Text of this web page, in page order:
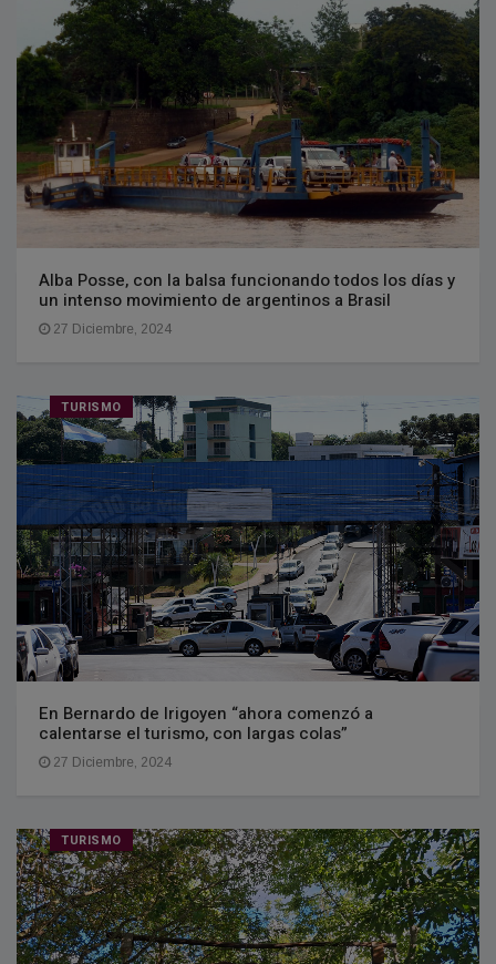
Alba Posse, con la balsa funcionando todos los días y
un intenso movimiento de argentinos a Brasil
27 Diciembre, 2024
TURISMO
En Bernardo de Irigoyen “ahora comenzó a
calentarse el turismo, con largas colas”
27 Diciembre, 2024
TURISMO